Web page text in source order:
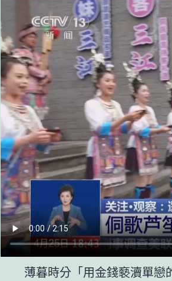
薄暮時分「用金錢褻瀆單戀